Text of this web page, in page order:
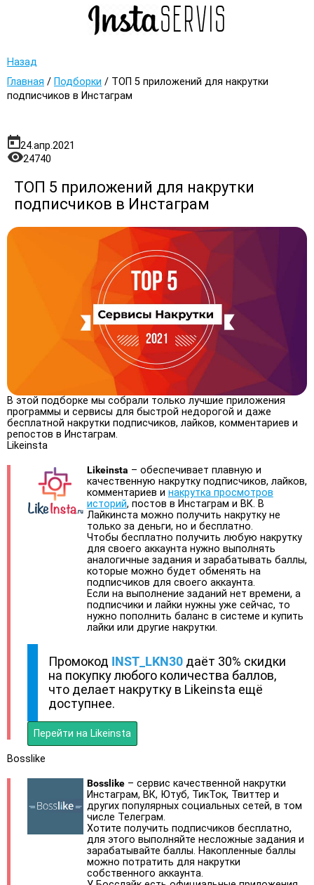
Назад
Главная / Подборки / ТОП 5 приложений для накрутки
подписчиков в Инстаграм
24.апр.2021
24740
ТОП 5 приложений для накрутки
подписчиков в Инстаграм
В этой подборке мы собрали только лучшие приложения
программы и сервисы для быстрой недорогой и даже
бесплатной накрутки подписчиков, лайков, комментариев и
репостов в Инстаграм.
Likeinsta
Likeinsta – обеспечивает плавную и
качественную накрутку подписчиков, лайков,
комментариев и накрутка просмотров
историй, постов в Инстаграм и ВК. В
Лайкинста можно получить накрутку не
только за деньги, но и бесплатно.
Чтобы бесплатно получить любую накрутку
для своего аккаунта нужно выполнять
аналогичные задания и зарабатывать баллы,
которые можно будет обменять на
подписчиков для своего аккаунта.
Если на выполнение заданий нет времени, а
подписчики и лайки нужны уже сейчас, то
нужно пополнить баланс в системе и купить
лайки или другие накрутки.
Промокод INST_LKN30 даёт 30% скидки
на покупку любого количества баллов,
что делает накрутку в Likeinsta ещё
доступнее.
Перейти на Likeinsta
Bosslike
Bosslike– сервис качественной накрутки
Инстаграм, ВК, Ютуб, ТикТок, Твиттер и
других популярных социальных сетей, в том
числе Телеграм.
Хотите получить подписчиков бесплатно,
для этого выполняйте несложные задания и
зарабатывайте баллы. Накопленные баллы
можно потратить для накрутки
собственного аккаунта.